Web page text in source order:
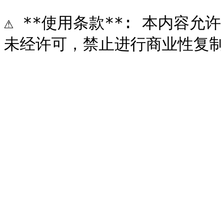
⚠️ **使用条款**: 本内容允